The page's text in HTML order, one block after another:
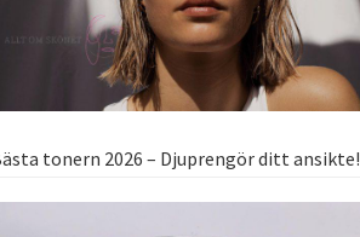
tonern 2026 – Djuprengör ditt ansikte!